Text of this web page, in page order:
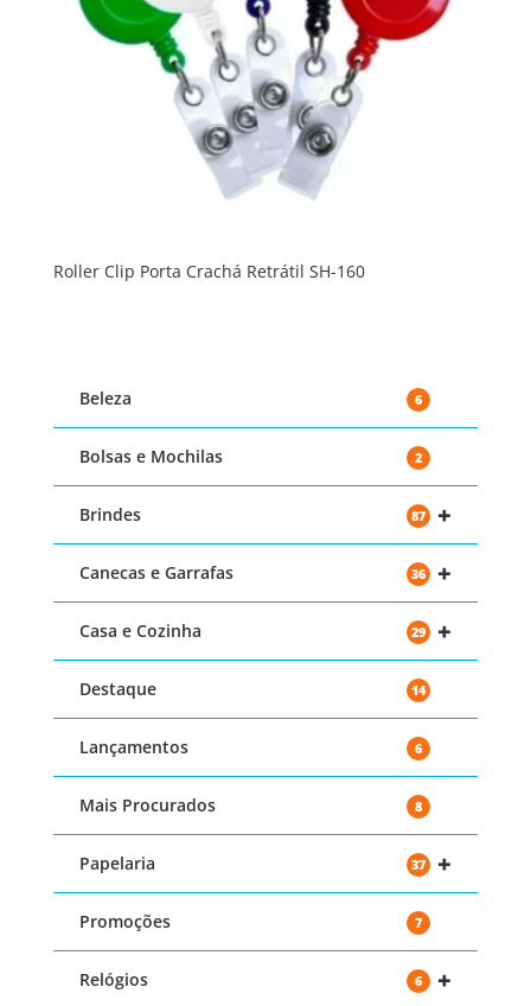
Roller Clip Porta Crachá Retrátil SH-160
Beleza 6
Bolsas e Mochilas 2
+
Brindes 87
+
Canecas e Garrafas 36
+
Casa e Cozinha 29
Destaque 14
Lançamentos 6
Mais Procurados 8
+
Papelaria 37
Promoções 7
+
Relógios 6